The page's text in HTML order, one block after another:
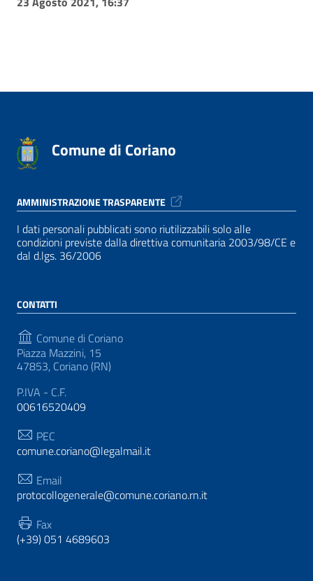
Comune di Coriano
AMMINISTRAZIONE TRASPARENTE
I dati personali pubblicati sono riutilizzabili solo alle
condizioni previste dalla direttiva comunitaria 2003/98/CE e
dal d.lgs. 36/2006
CONTATTI
Comune di Coriano
Piazza Mazzini, 15
47853, Coriano (RN)
P.IVA - C.F.
00616520409
PEC
comune.coriano@legalmail.it
Email
protocollogenerale@comune.coriano.rn.it
Fax
(+39) 051 4689603